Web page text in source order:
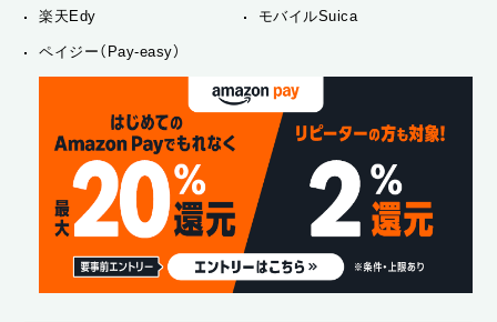
楽天Edy モバイルSuica
ペイジー（Pay-easy）